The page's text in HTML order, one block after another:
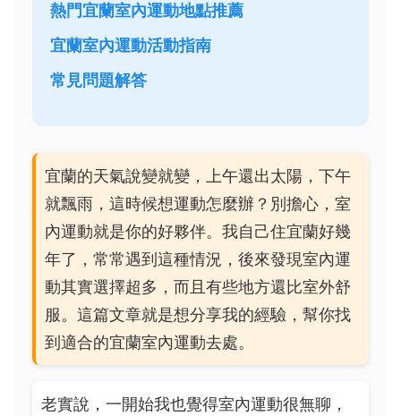
熱門宜蘭室內運動地點推薦
宜蘭室內運動活動指南
常見問題解答
宜蘭的天氣說變就變，上午還出太陽，下午
就飄雨，這時候想運動怎麼辦？別擔心，室
內運動就是你的好夥伴。我自己住宜蘭好幾
年了，常常遇到這種情況，後來發現室內運
動其實選擇超多，而且有些地方還比室外舒
服。這篇文章就是想分享我的經驗，幫你找
到適合的宜蘭室內運動去處。
老實說，一開始我也覺得室內運動很無聊，